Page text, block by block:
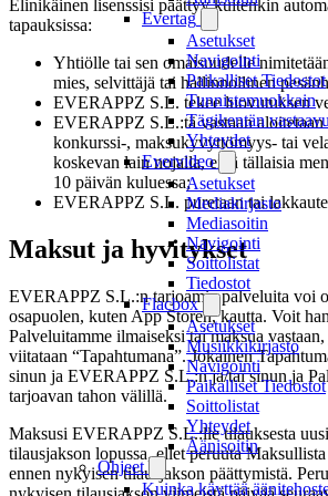
Evertag
Asetukset
Navigointi
Paikalliset Tiedostot
Tunnistemuokkain
Tägikentän
Yhteydet
Evervideo
Asetukset
Mediakirjasto
Mediasoitin
Navigointi
Soittolistat
Tiedostot
Flacbox
Asetukset
Musiikkikirjasto
Navigointi
Paikalliset Tiedostot
Soittolistat
Yhteydet
Äänisoitin
Ohjeet
Kuinka käyttää
Elinikäinen lisenssisi päättyy kuitenkin
tapauksissa:
Yhtiölle tai sen omaisuudelle
mies, selvittäjä tai hallinnollinen
EVERAPPZ S.L. tekee luovutuksen
EVERAPPZ S.L.:tä vastaan aloitetaan
konkurssi-, maksukyvyttömyys- tai
koskevan lain nojalla, eikä tällaisia
10 päivän kuluessa;
EVERAPPZ S.L. puretaan tai
Maksut ja hyvitykset
EVERAPPZ S.L.:n tarjoamia palveluita voi
osapuolen, kuten App Storen, kautta. Voit
Palveluitamme ilmaiseksi tai maksua
viitataan “Tapahtumana”. Jokainen
sinun ja EVERAPPZ S.L.:n ja/tai sinun ja
tarjoavan tahon välillä.
Maksusi EVERAPPZ S.L.:lle tilauksesta
tilausjakson lopussa, ellet peruuta
ennen nykyisen tilausjakson päättymistä.